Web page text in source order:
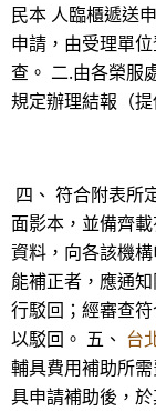
民本 人臨櫃遞送
申請，由受理單
查。 二.由各榮服
規定辦理結報（
四、 符合附表所
面影本，並備齊
資料，向各該機
能補正者，應通
行駁回；經審查
以駁回。 五、 台
輔具費用補助所
具申請補助後，